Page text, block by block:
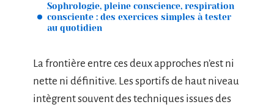
Sophrologie, pleine conscience, respiration
consciente : des exercices simples à tester
au quotidien
La frontière entre ces deux approches n’est ni
nette ni définitive. Les sportifs de haut niveau
intègrent souvent des techniques issues des